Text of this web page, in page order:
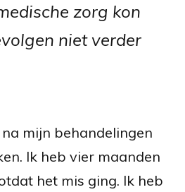
zorg kon
niet verder
mijn behandelingen
Ik heb vier maanden
het mis ging. Ik heb